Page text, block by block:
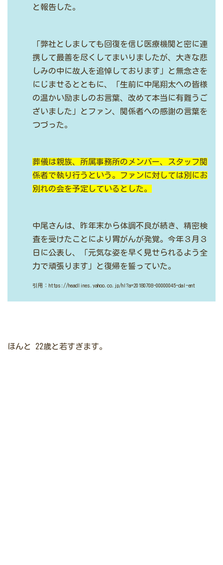
と報告した。
「弊社としましても回復を信じ医療機関と密に連
携して最善を尽くしてまいりましたが、大きな悲
しみの中に故人を追悼しております」と無念さを
にじませるとともに、「生前に中尾翔太への皆様
の温かい励ましのお言葉、改めて本当に有難うご
ざいました」とファン、関係者への感謝の言葉を
つづった。
葬儀は親族、所属事務所のメンバー、スタッフ関
係者で執り行うという。ファンに対しては別にお
別れの会を予定しているとした。
中尾さんは、昨年末から体調不良が続き、精密検
査を受けたことにより胃がんが発覚。今年３月３
日に公表し、「元気な姿を早く見せられるよう全
力で頑張ります」と復帰を誓っていた。
引用：https://headlines.yahoo.co.jp/hl?a=20180708-00000045-dal-ent
ほんと 22歳と若すぎます。